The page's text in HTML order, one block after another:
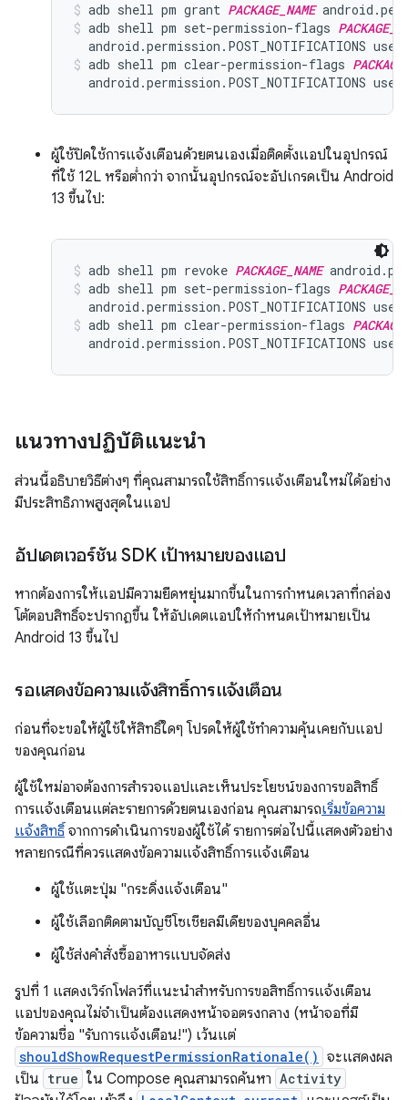
adb shell pm grant PACKAGE_NAME
adb shell pm set-permission-flags
android.permission.POST_NOTIFICATIONS
adb shell pm clear-permission-flags
android.permission.POST_NOTIFICATIONS
ผู้ใช้ปิดใช้การแจ้งเตือนด้วยตนเองเมื่อติดตั้งแอปในอุปกรณ์
ที่ใช้ 12L หรือต่ำกว่า จากนั้นอุปกรณ์จะอัปเกรดเป็น Android
13 ขึ้นไป:
adb shell pm revoke PACKAGE_NAME
adb shell pm set-permission-flags
android.permission.POST_NOTIFICATIONS
adb shell pm clear-permission-flags
android.permission.POST_NOTIFICATIONS
แนวทางปฏิบัติแนะนำ
ส่วนนี้อธิบายวิธีต่างๆ ที่คุณสามารถใช้สิทธิ์การแจ้งเตือนใหม่ได้อย่าง
มีประสิทธิภาพสูงสุดในแอป
อัปเดตเวอร์ชัน SDK เป้าหมายของแอป
หากต้องการให้แอปมีความยืดหยุ่นมากขึ้นในการกำหนดเวลาที่กล่อง
โต้ตอบสิทธิ์จะปรากฏขึ้น ให้อัปเดตแอปให้กำหนดเป้าหมายเป็น
Android 13 ขึ้นไป
รอแสดงข้อความแจ้งสิทธิ์การแจ้งเตือน
ก่อนที่จะขอให้ผู้ใช้ให้สิทธิ์ใดๆ โปรดให้ผู้ใช้ทำความคุ้นเคยกับแอป
ของคุณก่อน
ผู้ใช้ใหม่อาจต้องการสำรวจแอปและเห็นประโยชน์ของการขอสิทธิ์
การแจ้งเตือนแต่ละรายการด้วยตนเองก่อน คุณสามารถเริ่มข้อความ
แจ้งสิทธิ์ จากการดำเนินการของผู้ใช้ได้ รายการต่อไปนี้แสดงตัวอย่าง
หลายกรณีที่ควรแสดงข้อความแจ้งสิทธิ์การแจ้งเตือน
ผู้ใช้แตะปุ่ม "กระดิ่งแจ้งเตือน"
ผู้ใช้เลือกติดตามบัญชีโซเชียลมีเดียของบุคคลอื่น
ผู้ใช้ส่งคำสั่งซื้ออาหารแบบจัดส่ง
รูปที่ 1 แสดงเวิร์กโฟลว์ที่แนะนำสำหรับการขอสิทธิ์การแจ้งเตือน
แอปของคุณไม่จำเป็นต้องแสดงหน้าจอตรงกลาง (หน้าจอที่มี
ข้อความชื่อ "รับการแจ้งเตือน!") เว้นแต่
shouldShowRequestPermissionRationale() จะแสดงผล
เป็น true ใน Compose คุณสามารถค้นหา Activity